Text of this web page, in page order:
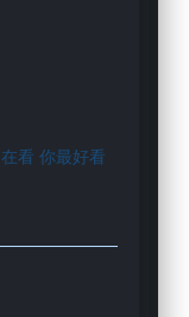
在看 你最好看